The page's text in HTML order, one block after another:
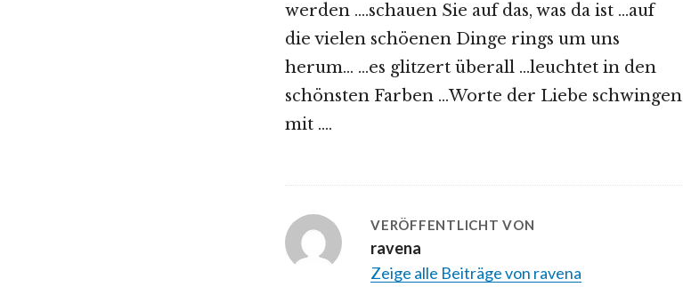
werden ….schauen Sie auf das, was da ist …auf
die vielen schöenen Dinge rings um uns
herum… …es glitzert überall …leuchtet in den
schönsten Farben …Worte der Liebe schwingen
mit ….
VERÖFFENTLICHT VON
ravena
Zeige alle Beiträge von ravena